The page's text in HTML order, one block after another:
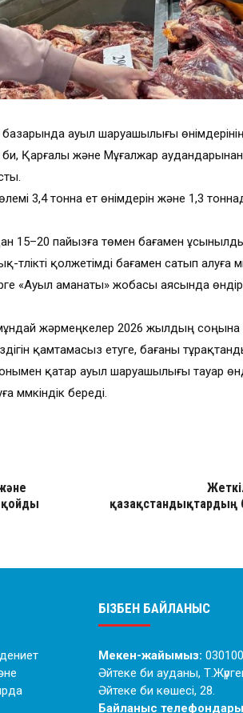
ауыл шаруашылығы
Қарғалы және Мұғалжар аудандарынан
3,4 тонна ет өнімдерін және 1,3
15–20 пайызға төмен бағамен
қолжетімді бағамен сатып алуға
«Ауыл аманаты» жобасы аясында
жәрмеңкелер 2026 жылдың соңына
қамтамасыз етуге, бағаны
қатар ауыл шаруашылығы тауар
мүмкіндік береді.
қойды
БІЗБЕН БАЙЛАНЫС
Мекен-жайымыз:
Әйтеке би ауданы,
Әйтеке би көшесі, 28.
Байланыс